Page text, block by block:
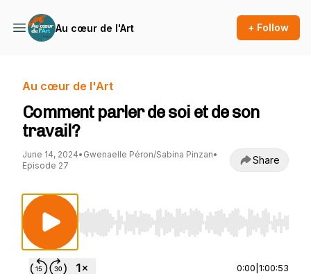
Au cœur de l'Art + Follow
Au cœur de l'Art
Comment parler de soi et de son
travail?
June 14, 2024• Gwenaelle Péron/Sabina Pinzan•
Episode 27
Share
Use Left/Right to seek, Home/End to jump to
0:00 1:00:53